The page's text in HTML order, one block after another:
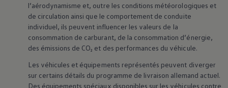
Bienvenue à bord de l’ID. Polo. Découvrez un
habitacle qui associe harmonieusement clarté et
simplicité d’utilisation. De grands écrans, des touches
haptiques, des sièges chauffants et des ports USB-C
pratiques offrent lisibilité et confort. Les matériaux
de revêtement et textiles haut de gamme créent un
concept d’espace agréable et ouvert qui procure dès
l’aérodynamisme et, outre les conditions météorologiques et
de circulation ainsi que le comportement de conduite
individuel, ils peuvent influencer les valeurs de la
consommation de carburant, de la consommation d’énergie,
des émissions de CO₂ et des performances du véhicule.
Les véhicules et équipements représentés peuvent diverger
sur certains détails du programme de livraison allemand actuel.
Des équipements spéciaux disponibles sur les véhicules contre